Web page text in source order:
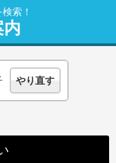
索！
やり直す